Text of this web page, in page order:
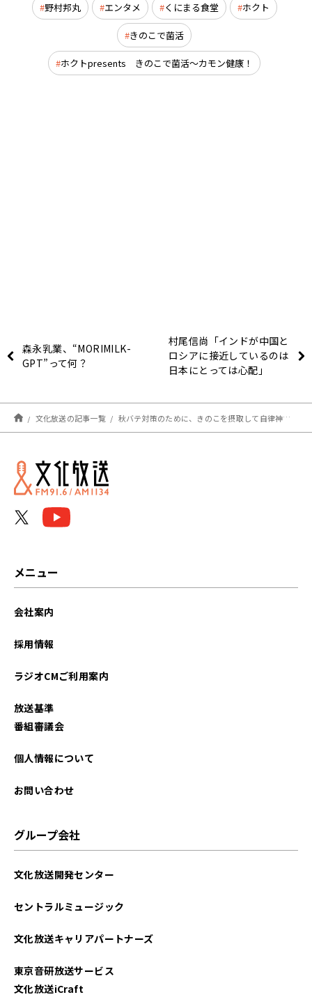
野村邦丸 エンタメ くにまる食堂 ホクト
きのこで菌活
ホクトpresents きのこで菌活～カモン健康！
森永乳業、“MORIMILK-
GPT”って何？
村尾信尚「インドが中国と
ロシアに接近しているのは
日本にとっては心配」
文化放送の記事一覧 秋バテ対策のために、きのこを摂取して自律神経のバランスを整えよう！
メニュー
会社案内
採用情報
ラジオCMご利用案内
放送基準
番組審議会
個人情報について
お問い合わせ
グループ会社
文化放送開発センター
セントラルミュージック
文化放送キャリアパートナーズ
東京音研放送サービス
文化放送iCraft